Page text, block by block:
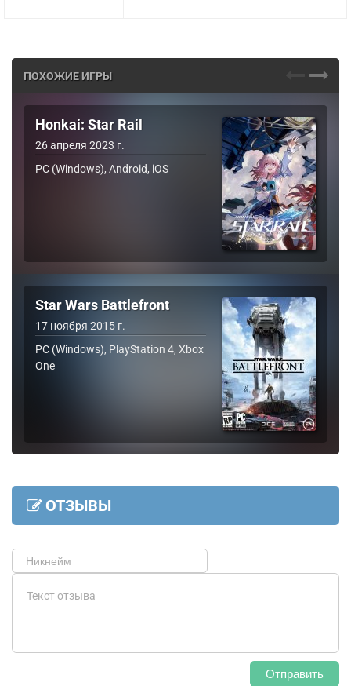
ПОХОЖИЕ ИГРЫ
Honkai: Star Rail
26 апреля 2023 г.
PC (Windows), Android, iOS
Star Wars Battlefront
17 ноября 2015 г.
PC (Windows), PlayStation 4, Xbox
One
ОТЗЫВЫ
Отправить